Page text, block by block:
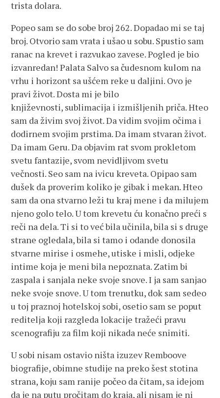
trista dolara.
Popeo sam se do sobe broj 262. Dopadao mi se taj
broj. Otvorio sam vrata i ušao u sobu. Spustio sam
ranac na krevet i razvukao zavese. Pogled je bio
izvanredan! Palata Salvo sa čudesnom kulom na
vrhu i horizont sa ušćem reke u daljini. Ovo je
pravi život. Dosta mi je bilo
književnosti, sublimacija i izmišljenih priča. Hteo
sam da živim svoj život. Da vidim svojim očima i
dodirnem svojim prstima. Da imam stvaran život.
Da imam Geru. Da objavim rat svom prokletom
svetu fantazije, svom nevidljivom svetu
večnosti. Seo sam na ivicu kreveta. Opipao sam
dušek da proverim koliko je gibak i mekan. Hteo
sam da ona stvarno leži tu kraj mene i da milujem
njeno golo telo. U tom krevetu ću konačno preći s
reči na dela. Ti si to već bila učinila, bila si s druge
strane ogledala, bila si tamo i odande donosila
stvarne mirise i osmehe, utiske i misli, odjeke
intime koja je meni bila nepoznata. Zatim bi
zaspala i sanjala neke svoje snove. I ja sam sanjao
neke svoje snove. U tom trenutku, dok sam sedeo
u toj praznoj hotelskoj sobi, osetio sam se poput
reditelja koji razgleda lokacije tražeći pravu
scenografiju za film koji nikada neće snimiti.
U sobi nisam ostavio ništa izuzev Remboove
biografije, obimne studije na preko šest stotina
strana, koju sam ranije počeo da čitam, sa idejom
da je na putu pročitam do kraja, ali nisam je ni